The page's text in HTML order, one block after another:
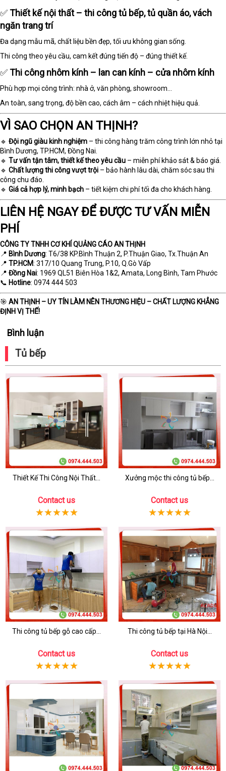
✅Thiết kế nội thất – thi công tủ bếp, tủ quần áo, vách
ngăn trang trí
Đa dạng mẫu mã, chất liệu bền đẹp, tối ưu không gian sống.
Thi công theo yêu cầu, cam kết đúng tiến độ – đúng thiết kế.
✅Thi công nhôm kính – lan can kính – cửa nhôm kính
Phù hợp mọi công trình: nhà ở, văn phòng, showroom…
An toàn, sang trọng, độ bền cao, cách âm – cách nhiệt hiệu quả.
VÌ SAO CHỌN AN THỊNH?
🔹 Đội ngũ giàu kinh nghiệm – thi công hàng trăm công trình lớn nhỏ tại
Bình Dương, TP.HCM, Đồng Nai.
🔹 Tư vấn tận tâm, thiết kế theo yêu cầu – miễn phí khảo sát & báo giá.
🔹 Chất lượng thi công vượt trội – bảo hành lâu dài, chăm sóc sau thi
công chu đáo.
🔹 Giá cả hợp lý, minh bạch – tiết kiệm chi phí tối đa cho khách hàng.
LIÊN HỆ NGAY ĐỂ ĐƯỢC TƯ VẤN MIỄN
PHÍ
CÔNG TY TNHH CƠ KHÍ QUẢNG CÁO AN THỊNH
📍 Bình Dương: T6/38 KP.Bình Thuận 2, P.Thuận Giao, Tx.Thuận An
📍 TP.HCM: 317/10 Quang Trung, P.10, Q.Gò Vấp
📍 Đồng Nai: 1969 QL51 Biên Hòa 1&2, Amata, Long Bình, Tam Phước
📞 Hotline: 0974 444 503
🎯 AN THỊNH – UY TÍN LÀM NÊN THƯƠNG HIỆU – CHẤT LƯỢNG KHẲNG
ĐỊNH VỊ THẾ!
Bình luận
Tủ bếp
Thiết Kế Thi Công Nội Thất...
Contact us
Xưởng mộc thi công tủ bếp...
Contact us
Thi công tủ bếp gỗ cao cấp...
Contact us
Thi công tủ bếp tại Hà Nội...
Contact us